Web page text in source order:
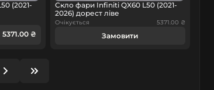
(2021-
5371.00 ₴
Скло фари Infiniti QX60 L50 (2021-
2026) дорест ліве
Очікується 5371.00 ₴
Замовити